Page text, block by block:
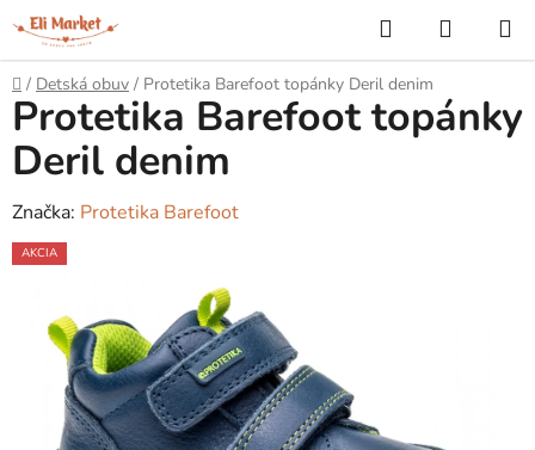
Prejsť
na
obsah
Hľadať
KOŠÍK
Domov
/ Detská obuv / Protetika Barefoot topánky Deril denim
Protetika Barefoot topánky
Deril denim
Značka: Protetika Barefoot
AKCIA